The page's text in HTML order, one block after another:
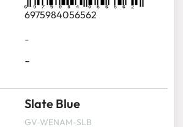
6975984056562
-
-
Slate Blue
GV-WENAM-SLB